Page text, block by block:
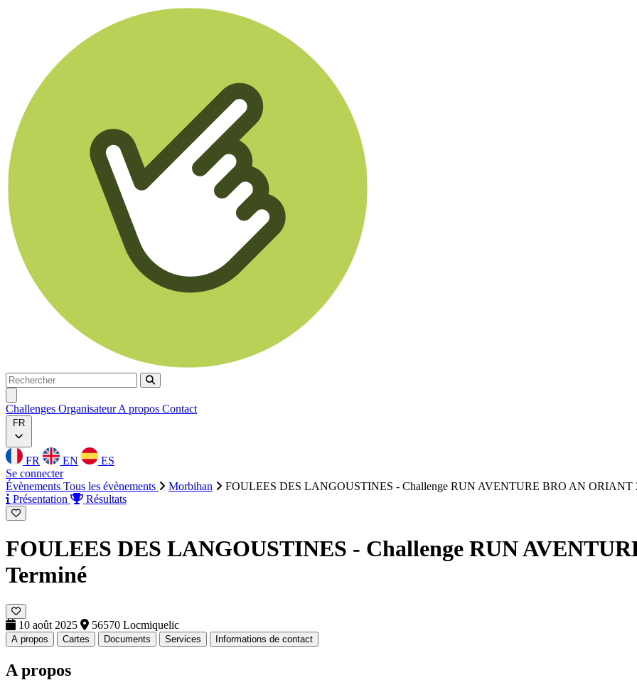
Rechercher
Rechercher
Challenges OrganisateurA propos Contact
FR
FR EN
ES
Se connecter
Évènements Tous les évènements Morbihan
FOULEES DES LANGOUSTINES - Challenge RUN AVENTURE BRO AN ORIANT
Présentation
Résultats
FOULEES DES LANGOUSTINES - Challenge RUN
Terminé
10 août 2025 56570 Locmiquelic
A propos Cartes Documents Services Informations de contact
A propos